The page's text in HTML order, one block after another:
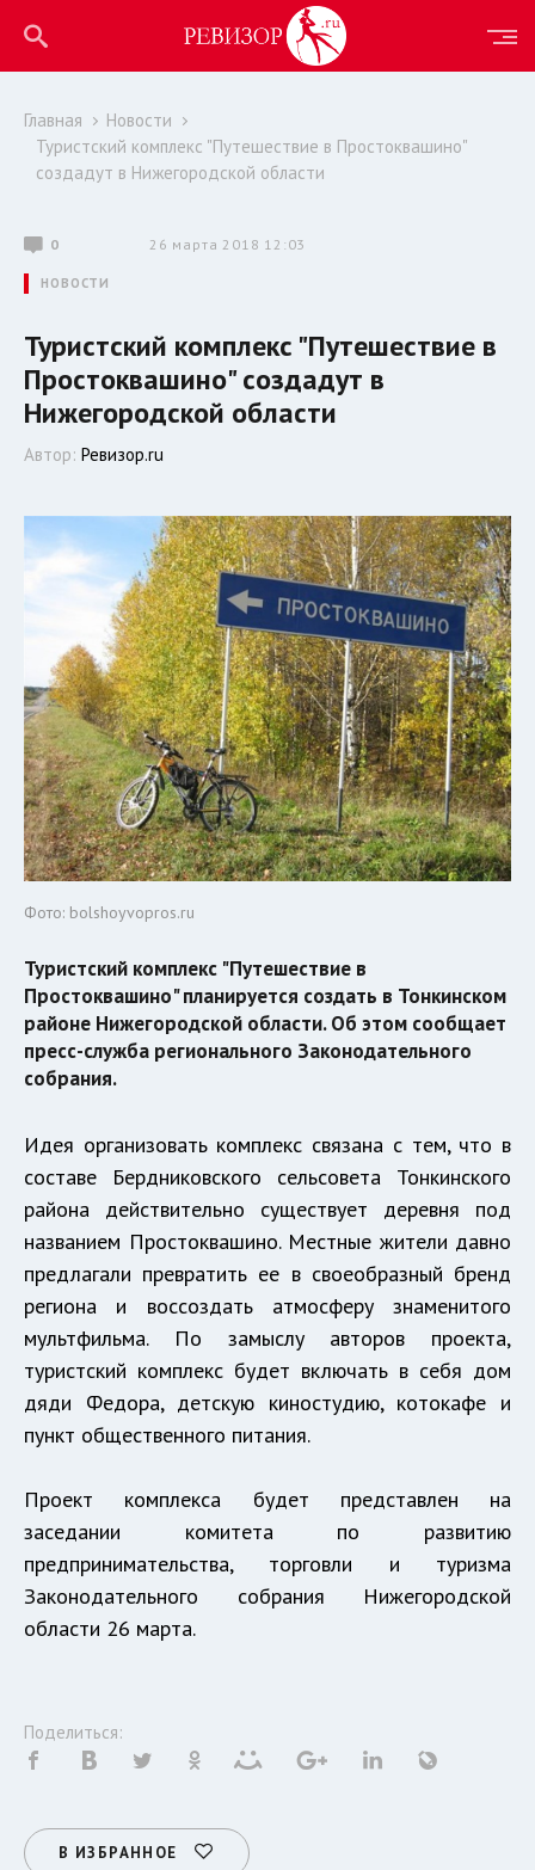
Главная
Новости
Туристский комплекс "Путешествие в Простоквашино"
создадут в Нижегородской области
0 26 марта 2018 12:03
НОВОСТИ
Туристский комплекс "Путешествие в
Простоквашино" создадут в
Нижегородской области
Автор: Ревизор.ru
Фото: bolshoyvopros.ru
Туристский комплекс "Путешествие в
Простоквашино" планируется создать в Тонкинском
районе Нижегородской области. Об этом сообщает
пресс-служба регионального Законодательного
собрания.
Идея организовать комплекс связана с тем, что в
составе Бердниковского сельсовета Тонкинского
района действительно существует деревня под
названием Простоквашино. Местные жители давно
предлагали превратить ее в своеобразный бренд
региона и воссоздать атмосферу знаменитого
мультфильма. По замыслу авторов проекта,
туристский комплекс будет включать в себя дом
дяди Федора, детскую киностудию, котокафе и
пункт общественного питания.
Проект комплекса будет представлен на
заседании комитета по развитию
предпринимательства, торговли и туризма
Законодательного собрания Нижегородской
области 26 марта.
Поделиться:
В ИЗБРАННОЕ